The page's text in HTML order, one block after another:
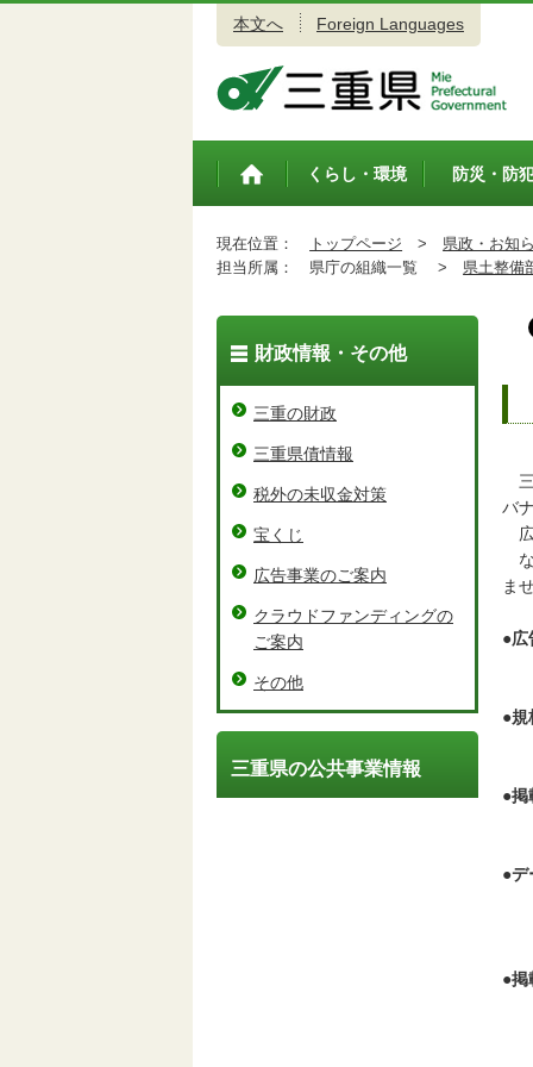
本文へ Foreign Languages
トップペ
くらし・環境 防災・防
現在位置： トップページ > 県政・お知
担当所属：
県庁の組織一覧 > 県土整備
三
バ
広
な
ま
●広
●規
●掲
4
●デ
1
●掲
次
・
・
財政情報・その他
三重の財政
三重県債情報
税外の未収金対策
宝くじ
広告事業のご案内
クラウドファンディングの
ご案内
その他
三重県の公共事業情報